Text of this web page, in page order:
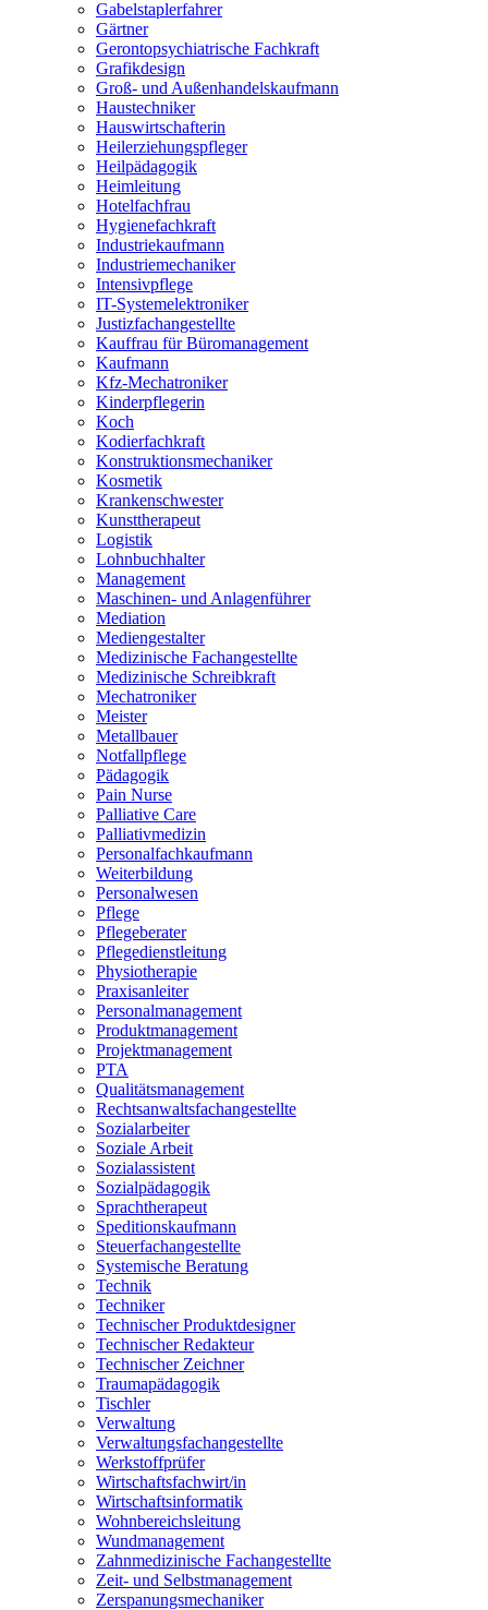
Gabelstaplerfahrer
Gärtner
Gerontopsychiatrische Fachkraft
Grafikdesign
Groß- und Außenhandelskaufmann
Haustechniker
Hauswirtschafterin
Heilerziehungspfleger
Heilpädagogik
Heimleitung
Hotelfachfrau
Hygienefachkraft
Industriekaufmann
Industriemechaniker
Intensivpflege
IT-Systemelektroniker
Justizfachangestellte
Kauffrau für Büromanagement
Kaufmann
Kfz-Mechatroniker
Kinderpflegerin
Koch
Kodierfachkraft
Konstruktionsmechaniker
Kosmetik
Krankenschwester
Kunsttherapeut
Logistik
Lohnbuchhalter
Management
Maschinen- und Anlagenführer
Mediation
Mediengestalter
Medizinische Fachangestellte
Medizinische Schreibkraft
Mechatroniker
Meister
Metallbauer
Notfallpflege
Pädagogik
Pain Nurse
Palliative Care
Palliativmedizin
Personalfachkaufmann
Weiterbildung
Personalwesen
Pflege
Pflegeberater
Pflegedienstleitung
Physiotherapie
Praxisanleiter
Personalmanagement
Produktmanagement
Projektmanagement
PTA
Qualitätsmanagement
Rechtsanwaltsfachangestellte
Sozialarbeiter
Soziale Arbeit
Sozialassistent
Sozialpädagogik
Sprachtherapeut
Speditionskaufmann
Steuerfachangestellte
Systemische Beratung
Technik
Techniker
Technischer Produktdesigner
Technischer Redakteur
Technischer Zeichner
Traumapädagogik
Tischler
Verwaltung
Verwaltungsfachangestellte
Werkstoffprüfer
Wirtschaftsfachwirt/in
Wirtschaftsinformatik
Wohnbereichsleitung
Wundmanagement
Zahnmedizinische Fachangestellte
Zeit- und Selbstmanagement
Zerspanungsmechaniker